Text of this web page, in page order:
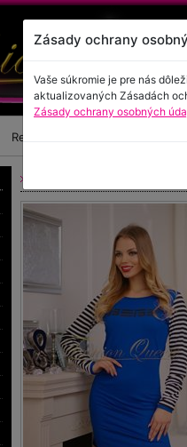
Referencie
Zásady ochrany
Vaše súkromie je pre nás
aktualizovaných Zásadách
Zásady ochrany osobných